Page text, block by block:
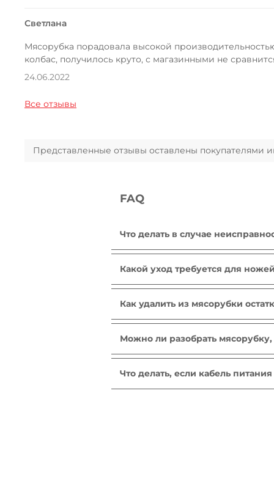
Светлана
Мясорубка порадовала высокой
колбас, получилось круто, с магазинными не
24.06.2022
Все отзывы
Представленные отзывы оставлены покупателями
FAQ
Что делать в случае
После ознакомления с
находится в рабочем
Какой уход требуется для
Вымойте решетку и ножи в
растительным маслом.
Как удалить из мясорубки
По завершении процесса
Можно ли разобрать мясорубку,
Да, но вы должны следовать
какие ее компоненты можно
Что делать, если кабель